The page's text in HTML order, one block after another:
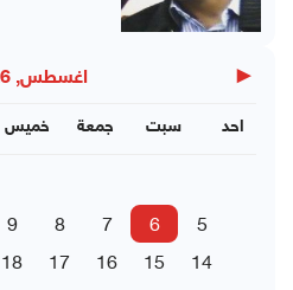
◀ اغسطس, 2026
خميس جمعة سبت احد
5
6
7
8
9
14
15
16
17
18